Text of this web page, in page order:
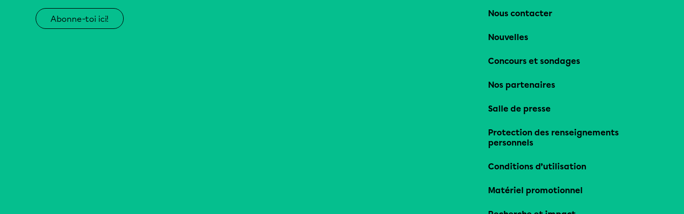
Abonne-toi ici!
Nous contacter
Nouvelles
Concours et sondages
Nos partenaires
Salle de presse
Protection des renseignements
personnels
Conditions d’utilisation
Matériel promotionnel